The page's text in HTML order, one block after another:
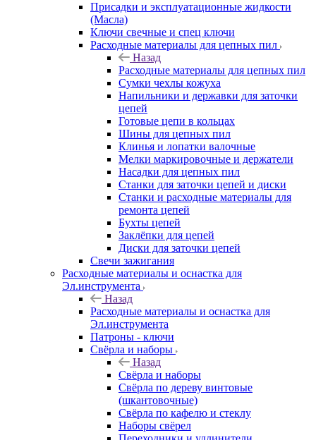
Присадки и эксплуатационные жидкости
(Масла)
Ключи свечные и спец ключи
Расходные материалы для цепных пил
Назад
Расходные материалы для цепных пил
Сумки чехлы кожуха
Напильники и державки для заточки
цепей
Готовые цепи в кольцах
Шины для цепных пил
Клинья и лопатки валочные
Мелки маркировочные и держатели
Насадки для цепных пил
Станки для заточки цепей и диски
Станки и расходные материалы для
ремонта цепей
Бухты цепей
Заклёпки для цепей
Диски для заточки цепей
Свечи зажигания
Расходные материалы и оснастка для
Эл.инструмента
Назад
Расходные материалы и оснастка для
Эл.инструмента
Патроны - ключи
Свёрла и наборы
Назад
Свёрла и наборы
Свёрла по дереву винтовые
(шкантовочные)
Свёрла по кафелю и стеклу
Наборы свёрел